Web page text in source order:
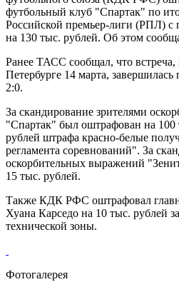
футбольный клуб "Спартак" по
Российской премьер-лиги (РПЛ) с
на 130 тыс. рублей. Об этом
Ранее ТАСС сообщал, что
Петербурге 14 марта,
2:0.
За скандирование зрителями
"Спартак" был оштрафован на
рублей штрафа красно-белые
регламента соревнований". За
оскорбительных выражений
15 тыс. рублей.
Также КДК РФС оштрафовал
Хуана Карседо на 10 тыс. рублей
технической зоны.
Фотогалерея